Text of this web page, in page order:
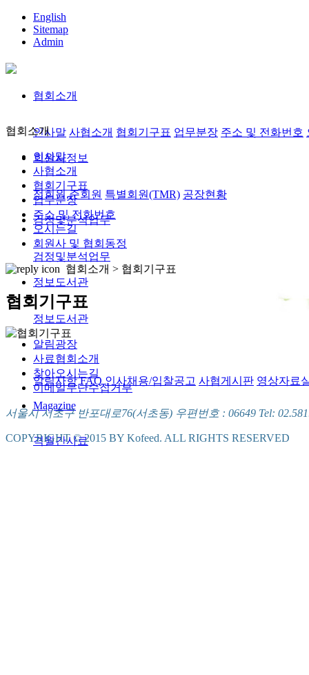
English
Sitemap
Admin
협회소개
인사말 사협소개 협회기구표 업무분장 주소 및 전화번호
회원사정보
정회원,준회원 특별회원(TMR) 공장현황
검정및분석업무
검정및분석업무
정보도서관
정보도서관
알림광장
알림사항 FAQ 인사채용/입찰공고 사협게시판 영상자료
Magazine
격월간사료
협회소개
인사말
사협소개
협회기구표
업무분장
주소 및 전화번호
오시는길
회원사 및 협회동정
협회소개 > 협회기구표
협회기구표
사료협회소개
찾아오시는길
이메일무단수집거부
서울시 서초구 반포대로76(서초동) 우편번호 : 06649 Tel:
COPYRIGHT © 2015 BY Kofeed. ALL RIGHTS RESERVED